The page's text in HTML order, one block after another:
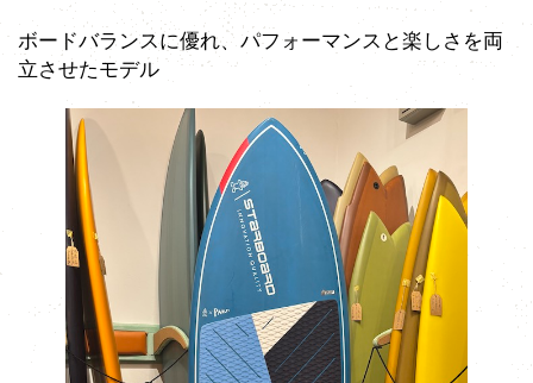
ボードバランスに優れ、パフォーマンスと楽しさを両
立させたモデル